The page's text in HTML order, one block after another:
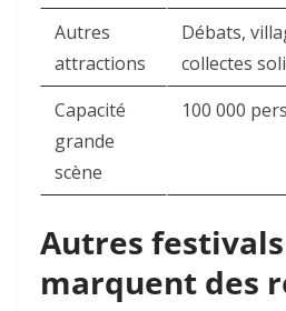
Autres
attractions
Débats,
collectes
Capacité
grande
scène
100 000
Autres
marquent des